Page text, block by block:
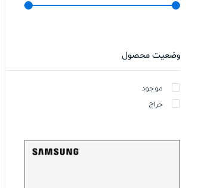
وضعیت محصول
موجود
حراج